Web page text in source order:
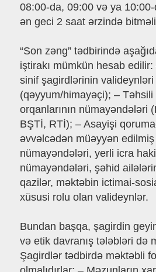
08:00-da, 09:00 və ya 10:00-
ən geci 2 saat ərzində
“Son zəng” tədbirində
iştirakı mümkün hesab
sinif şagirdlərinin valideynləri
(qəyyum/himayəçi); –
orqanlarının nümayəndələri
BŞTİ, RTİ); – Asayişi
əvvəlcədən müəyyən
nümayəndələri, yerli icra
nümayəndələri, şəhid
qazilər, məktəbin ictimai-
xüsusi rolu olan valideynlər.
Bundan başqa, şagirdin
və etik davranış tələbləri də
Şagirdlər tədbirdə məktəbli